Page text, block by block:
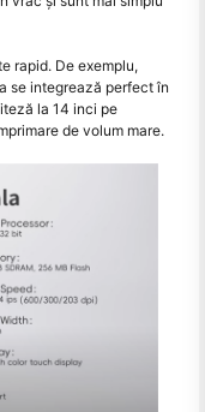
rapid. De exemplu,
se integrează perfect în
la 14 inci pe
de volum mare.